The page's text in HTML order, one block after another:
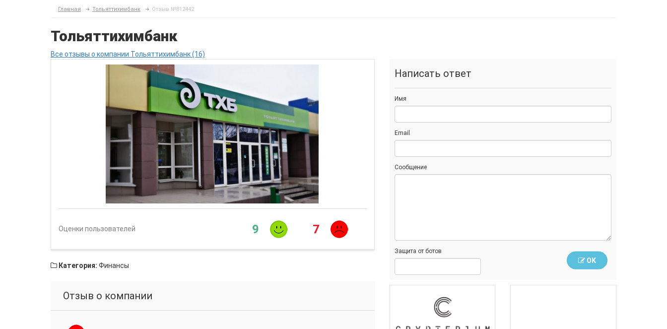
Главная Тольяттихимбанк Отзыв №812442
Тольяттихимбанк
Все отзывы о компании Тольяттихимбанк (16)
Оценки пользователей 9 7
Категория: Финансы
Отзыв о компании
Написать ответ
Имя
Email
Сообщение
Защита от ботов
OK